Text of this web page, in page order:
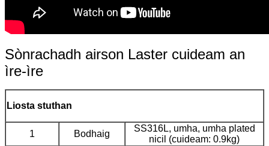
Sònrachadh airson Laster cuideam an
ìre-ìre
Liosta stuthan
1 Bodhaig
SS316L, umha, umha plated
nicil (cuideam: 0.9kg)